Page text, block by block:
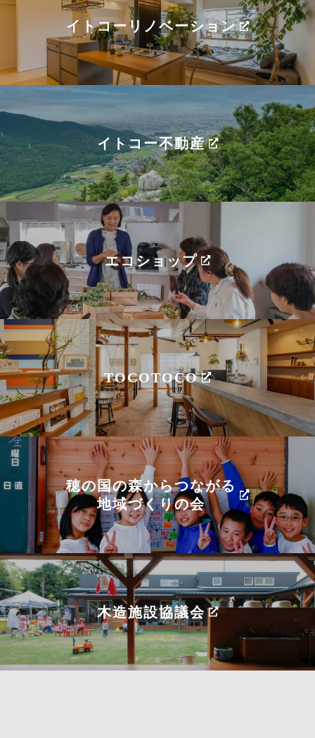
イトコーリノベーション
イトコー不動産
エコショップ
TOCOTOCO
穂の国の森からつながる
地域づくりの会
木造施設協議会